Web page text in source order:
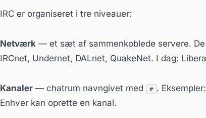
IRC er organiseret i tre niveauer:
Netværk — et sæt af sammenkoblede servere. De
IRCnet, Undernet, DALnet, QuakeNet. I dag:
Kanaler — chatrum navngivet med # . Eksempler:
Enhver kan oprette en kanal.